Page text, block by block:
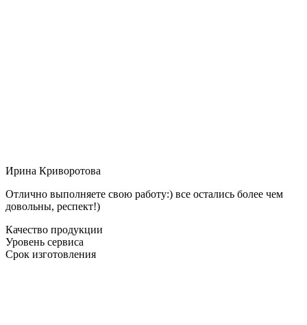
Ирина Криворотова
Отлично выполняете свою работу:) все остались более чем
довольны, респект!)
Качество продукции
Уровень сервиса
Срок изготовления